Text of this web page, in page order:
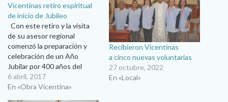
Vicentinas retiro espiritual
de inicio de Jubileo
Con este retiro y la visita
de su asesor regional
comenzó la preparación y
celebración de un Año
Jubilar por 400 años del
carisma vicentino en el
mundo. Ana María Ibarra Al
6 abril, 2017
En «Obra Vicentina»
Recibieron Vicentinas
a cinco nuevas voluntarias
27 octubre, 2022
En «Local»